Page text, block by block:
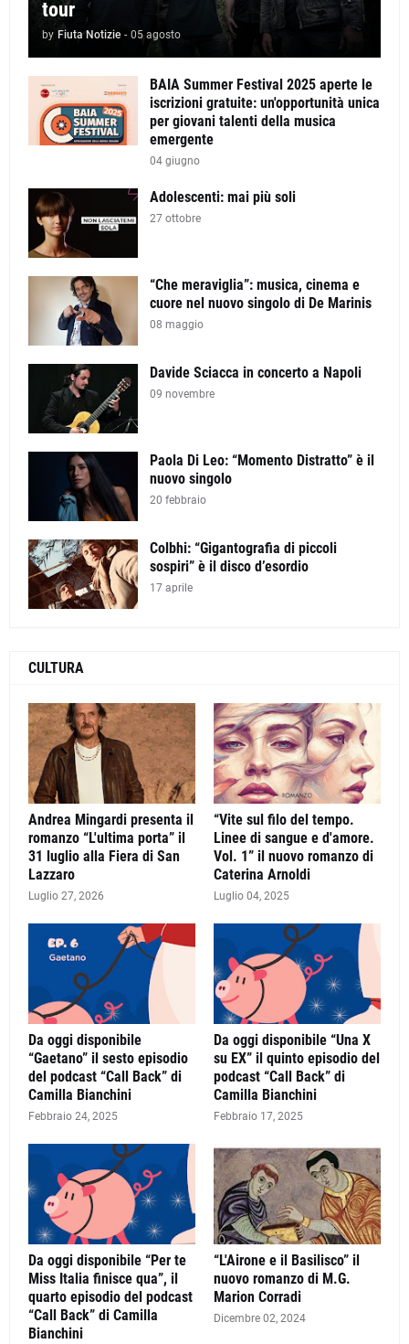
tour
by Fiuta Notizie - 05 agosto
BAIA Summer Festival 2025 aperte le
iscrizioni gratuite: un'opportunità unica
per giovani talenti della musica
emergente
04 giugno
Adolescenti: mai più soli
27 ottobre
“Che meraviglia”: musica, cinema e
cuore nel nuovo singolo di De Marinis
08 maggio
Davide Sciacca in concerto a Napoli
09 novembre
Paola Di Leo: “Momento Distratto” è il
nuovo singolo
20 febbraio
Colbhi: “Gigantografia di piccoli
sospiri” è il disco d’esordio
17 aprile
CULTURA
Andrea Mingardi presenta il
romanzo “L'ultima porta” il
31 luglio alla Fiera di San
Lazzaro
Luglio 27, 2026
“Vite sul filo del tempo.
Linee di sangue e d'amore.
Vol. 1” il nuovo romanzo di
Caterina Arnoldi
Luglio 04, 2025
Da oggi disponibile
“Gaetano” il sesto episodio
del podcast “Call Back” di
Camilla Bianchini
Febbraio 24, 2025
Da oggi disponibile “Una X
su EX” il quinto episodio del
podcast “Call Back” di
Camilla Bianchini
Febbraio 17, 2025
Da oggi disponibile “Per te
Miss Italia finisce qua”, il
quarto episodio del podcast
“Call Back” di Camilla
Bianchini
“L'Airone e il Basilisco” il
nuovo romanzo di M.G.
Marion Corradi
Dicembre 02, 2024